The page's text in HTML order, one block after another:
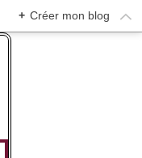
+ Créer mon blog